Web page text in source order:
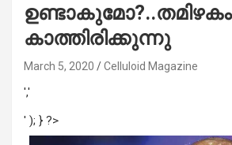
ഉണ്ടാകുമോ?..തമിഴകം
കാത്തിരിക്കുന്നു
March 5, 2020 Celluloid Magazine
','
' ); } ?>